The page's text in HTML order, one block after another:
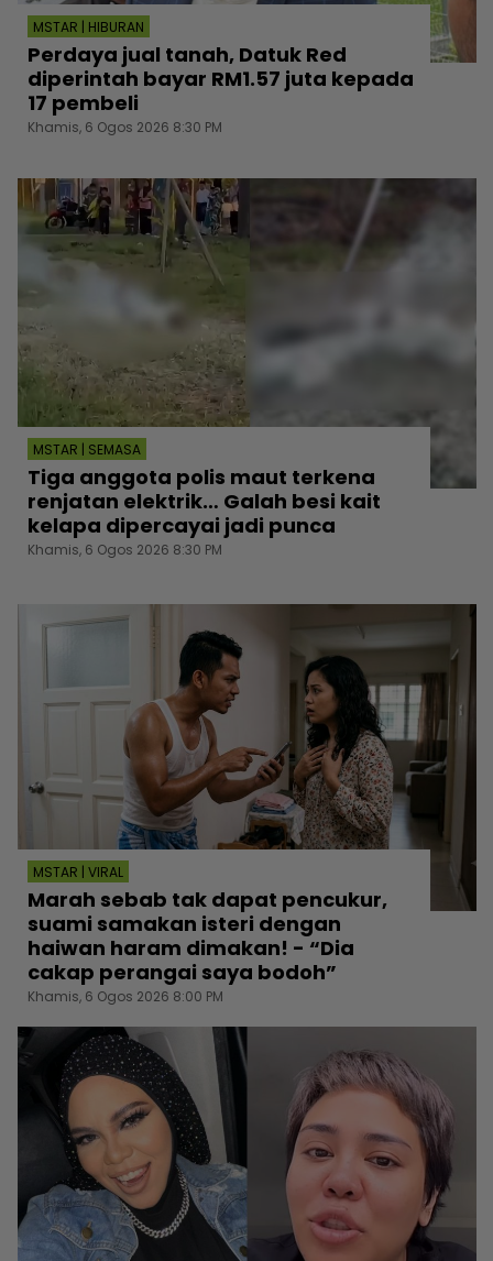
MSTAR | HIBURAN
Perdaya jual tanah, Datuk Red
diperintah bayar RM1.57 juta kepada
17 pembeli
Khamis, 6 Ogos 2026 8:30 PM
MSTAR | SEMASA
Tiga anggota polis maut terkena
renjatan elektrik… Galah besi kait
kelapa dipercayai jadi punca
Khamis, 6 Ogos 2026 8:30 PM
MSTAR | VIRAL
Marah sebab tak dapat pencukur,
suami samakan isteri dengan
haiwan haram dimakan! - “Dia
cakap perangai saya bodoh”
Khamis, 6 Ogos 2026 8:00 PM